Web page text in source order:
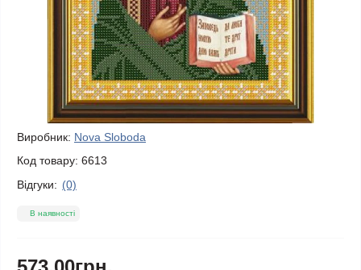
Виробник: Nova Sloboda
Код товару: 6613
Відгуки: (0)
В наявності